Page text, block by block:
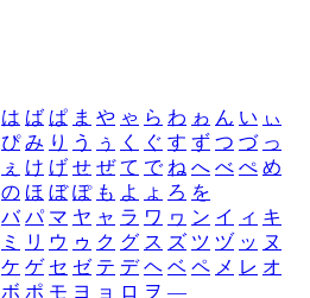
は ば ぱ ま や ゃ ら わ ゎ ん い ぃ
ぴ み り う ぅ く ぐ す ず つ づ っ
ぇ け げ せ ぜ て で ね へ べ ぺ め
の ほ ぼ ぽ も よ ょ ろ を
バ パ マ ヤ ャ ラ ワ ヮ ン イ ィ キ
ミ リ ウ ゥ ク グ ス ズ ツ ヅ ッ ヌ
ケ ゲ セ ゼ テ デ ヘ ベ ペ メ レ オ
ボ ポ モ ヨ ョ ロ ヲ ―